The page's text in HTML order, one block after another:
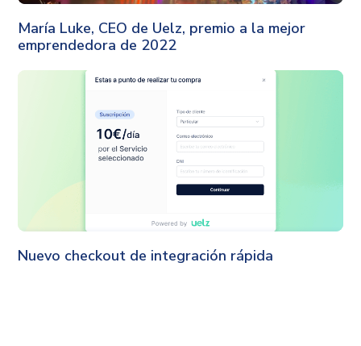
Uelz
María Luke, CEO de Uelz, premio a la mejor
emprendedora de 2022
Nuevo checkout de integración rápida